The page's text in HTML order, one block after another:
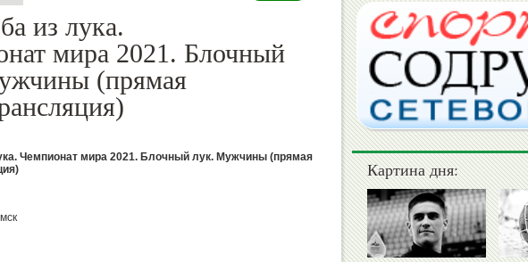
из лука.
мира 2021. Блочный
(прямая
Чемпионат мира 2021. Блочный лук. Мужчины (прямая
Картина дня: